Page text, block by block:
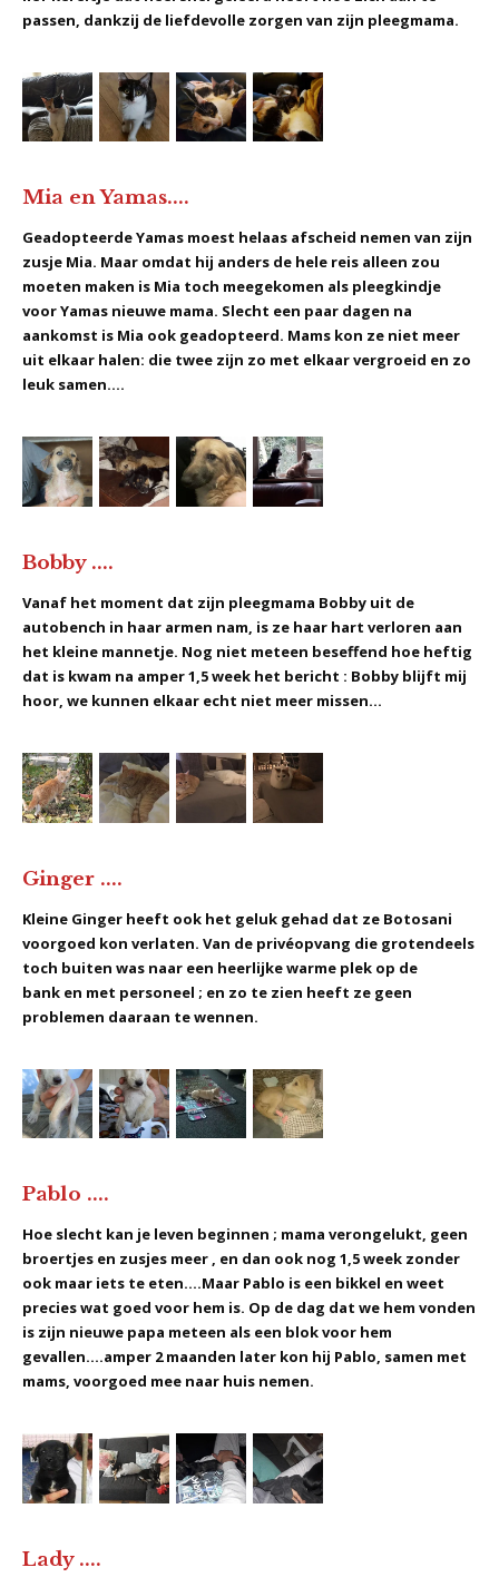
passen, dankzij de liefdevolle zorgen van zijn pleegmama.
Mia en Yamas....
Geadopteerde Yamas moest helaas afscheid nemen van zijn
zusje Mia. Maar omdat hij anders de hele reis alleen zou
moeten maken is Mia toch meegekomen als pleegkindje
voor Yamas nieuwe mama. Slecht een paar dagen na
aankomst is Mia ook geadopteerd. Mams kon ze niet meer
uit elkaar halen: die twee zijn zo met elkaar vergroeid en zo
leuk samen....
Bobby ....
Vanaf het moment dat zijn pleegmama Bobby uit de
autobench in haar armen nam, is ze haar hart verloren aan
het kleine mannetje. Nog niet meteen beseffend hoe heftig
dat is kwam na amper 1,5 week het bericht : Bobby blijft mij
hoor, we kunnen elkaar echt niet meer missen...
Ginger ....
Kleine Ginger heeft ook het geluk gehad dat ze Botosani
voorgoed kon verlaten. Van de privéopvang die grotendeels
toch buiten was naar een heerlijke warme plek op de
bank en met personeel ; en zo te zien heeft ze geen
problemen daaraan te wennen.
Pablo ....
Hoe slecht kan je leven beginnen ; mama verongelukt, geen
broertjes en zusjes meer , en dan ook nog 1,5 week zonder
ook maar iets te eten....Maar Pablo is een bikkel en weet
precies wat goed voor hem is. Op de dag dat we hem vonden
is zijn nieuwe papa meteen als een blok voor hem
gevallen....amper 2 maanden later kon hij Pablo, samen met
mams, voorgoed mee naar huis nemen.
Lady ....